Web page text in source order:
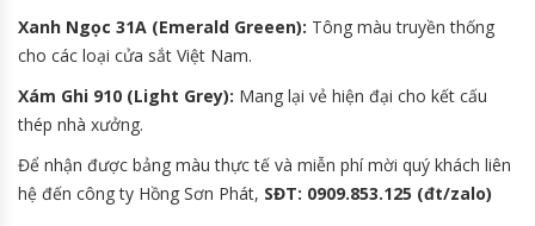
Xanh Ngọc 31A (Emerald Greeen): Tông màu truyền thống
cho các loại cửa sắt Việt Nam.
Xám Ghi 910 (Light Grey): Mang lại vẻ hiện đại cho kết cấu
thép nhà xưởng.
Để nhận được bảng màu thực tế và miễn phí mời quý khách liên
hệ đến công ty Hồng Sơn Phát, SĐT: 0909.853.125 (đt/zalo)